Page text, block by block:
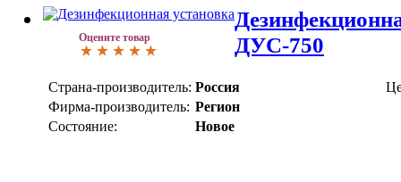
Оцените товар
ДУС-750
Страна-производитель: Россия
Фирма-производитель: Регион
Состояние:
Новое